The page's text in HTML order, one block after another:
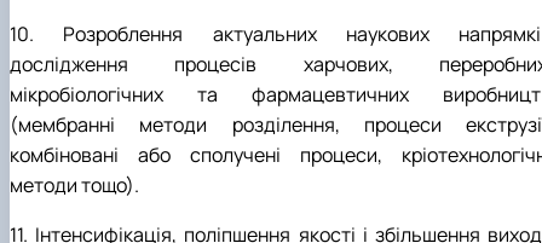
10. Розроблення актуальних наукових
дослідження процесів харчових,
мікробіологічних та фармацевтичних
(мембранні методи розділення, процеси
комбіновані або сполучені процеси,
методи тощо).
11. Інтенсифікація, поліпшення якості і збільшення